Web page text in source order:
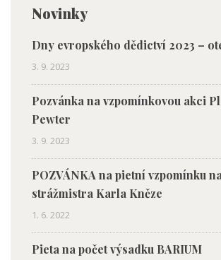
Novinky
Dny evropského dědictví 2023 –
3. 9. 2023
Pozvánka na vzpomínkovou akci
Pewter
3. 9. 2023
POZVÁNKA na pietní vzpomínku
strážmistra Karla Kněze
1. 6. 2022
Pieta na počet výsadku BARIUM